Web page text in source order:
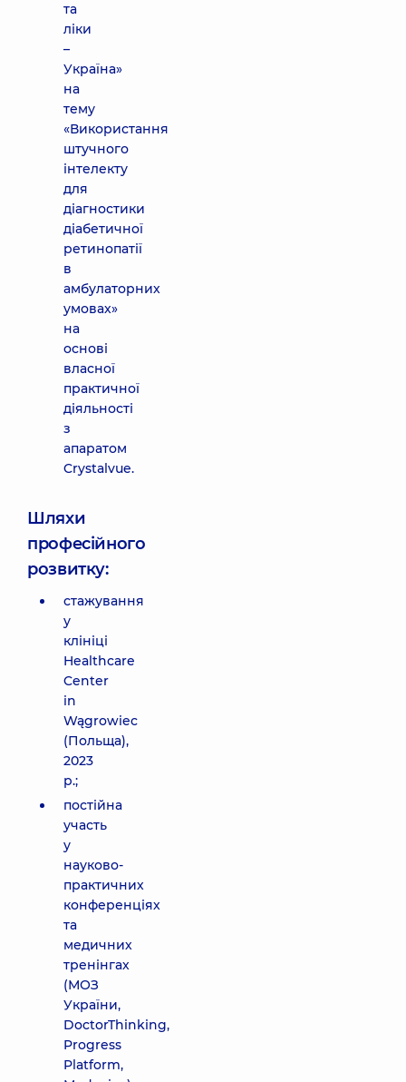
та
ліки
–
Україна»
на
тему
«Використання
штучного
інтелекту
для
діагностики
діабетичної
ретинопатії
в
амбулаторних
умовах»
на
основі
власної
практичної
діяльності
з
апаратом
Crystalvue.
Шляхи
професійного
розвитку:
стажування
у
клініці
Healthcare
Center
in
Wągrowiec
(Польща),
2023
р.;
постійна
участь
у
науково-
практичних
конференціях
та
медичних
тренінгах
(МОЗ
України,
DoctorThinking,
Progress
Platform,